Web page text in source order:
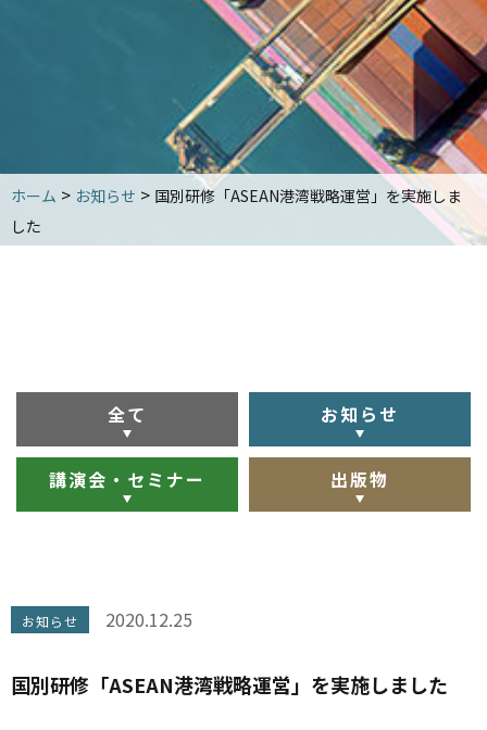
パンフレット・情報誌
港湾技術用語と解説（日・英）
その他書籍
新着情報
ホーム > お知らせ > 国別研修「ASEAN港湾戦略運営」を実施しま
した
全て お知らせ
講演会・セミナー 出版物
お知らせ 2020.12.25
国別研修「ASEAN港湾戦略運営」を実施しました